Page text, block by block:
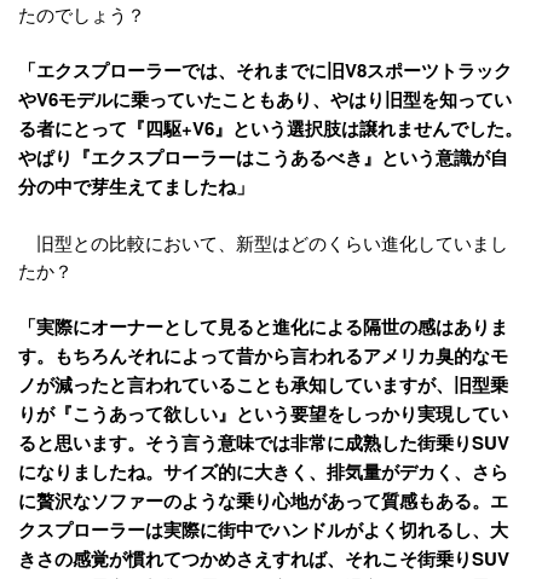
たのでしょう？
「エクスプローラーでは、それまでに旧V8スポーツトラック
やV6モデルに乗っていたこともあり、やはり旧型を知ってい
る者にとって『四駆+V6』という選択肢は譲れませんでした。
やぱり『エクスプローラーはこうあるべき』という意識が自
分の中で芽生えてましたね」
旧型との比較において、新型はどのくらい進化していまし
たか？
「実際にオーナーとして見ると進化による隔世の感はありま
す。もちろんそれによって昔から言われるアメリカ臭的なモ
ノが減ったと言われていることも承知していますが、旧型乗
りが『こうあって欲しい』という要望をしっかり実現してい
ると思います。そう言う意味では非常に成熟した街乗りSUV
になりましたね。サイズ的に大きく、排気量がデカく、さら
に贅沢なソファーのような乗り心地があって質感もある。エ
クスプローラーは実際に街中でハンドルがよく切れるし、大
きさの感覚が慣れてつかめさえすれば、それこそ街乗りSUV